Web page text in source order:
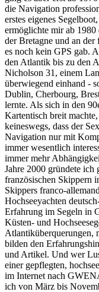
die Navigation
erstes eigenes
ermöglichte mir ab
der Bretagne und an
es noch kein GPS gab.
den Atlantik bis zu den
Nicholson 31, einem
überwiegend einhand -
Dublin, Cherbourg,
lernte. Als sich in den
Kartentisch breit
keineswegs, dass der
Navigation nur mit
immer wesentlich
immer mehr
Jahre 2000 gründete ich
französischen Skippern
Skippers franco-
Hochseeyachten
Erfahrung im Segeln in
Küsten- und
Atlantiküberquerungen,
bilden den
und Artikel. Und wer
einer gepflegten,
im Internet nach
ich von März bis